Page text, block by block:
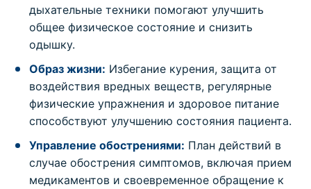
дыхательные техники помогают улучшить
общее физическое состояние и снизить
одышку.
Образ жизни: Избегание курения, защита от
воздействия вредных веществ, регулярные
физические упражнения и здоровое питание
способствуют улучшению состояния пациента.
Управление обострениями: План действий в
случае обострения симптомов, включая прием
медикаментов и своевременное обращение к